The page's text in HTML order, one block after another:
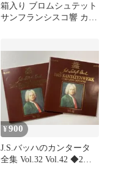
箱入り ブロムシュテット
サンフランシスコ響 カル
¥900
J.S.バッハのカンタータ
全集 Vol.32 Vol.42 ◆2枚